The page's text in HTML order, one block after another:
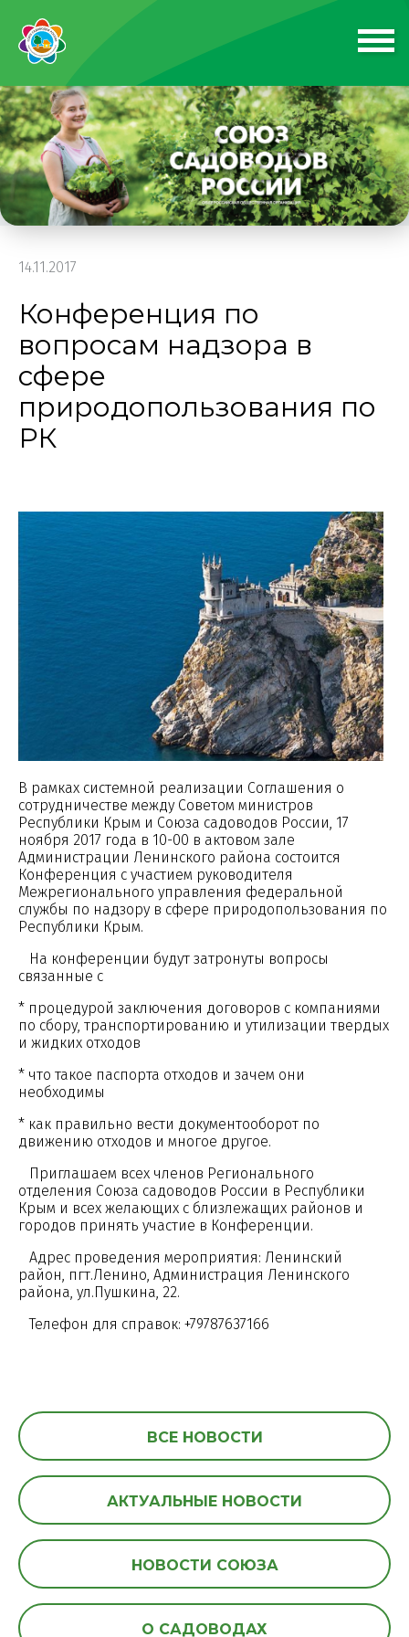
14.11.2017
Конференция по
вопросам надзора в
сфере
природопользования по
РК
В рамках системной реализации Соглашения о
сотрудничестве между Советом министров
Республики Крым и Союза садоводов России, 17
ноября 2017 года в 10-00 в актовом зале
Администрации Ленинского района состоится
Конференция с участием руководителя
Межрегионального управления федеральной
службы по надзору в сфере природопользования по
Республики Крым.
На конференции будут затронуты вопросы
связанные с
* процедурой заключения договоров с компаниями
по сбору, транспортированию и утилизации твердых
и жидких отходов
* что такое паспорта отходов и зачем они
необходимы
* как правильно вести документооборот по
движению отходов и многое другое.
Приглашаем всех членов Регионального
отделения Союза садоводов России в Республики
Крым и всех желающих с близлежащих районов и
городов принять участие в Конференции.
Адрес проведения мероприятия: Ленинский
район, пгт.Ленино, Администрация Ленинского
района, ул.Пушкина, 22.
Телефон для справок: +79787637166
ВСЕ НОВОСТИ
АКТУАЛЬНЫЕ НОВОСТИ
НОВОСТИ СОЮЗА
О САДОВОДАХ